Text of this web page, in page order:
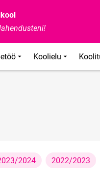
Koolielu
2024 2022/2023